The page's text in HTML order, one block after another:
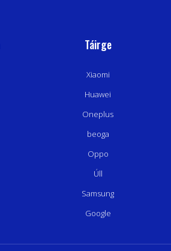
Táirge
Xiaomi
Huawei
Oneplus
beoga
Oppo
Úll
Samsung
Google